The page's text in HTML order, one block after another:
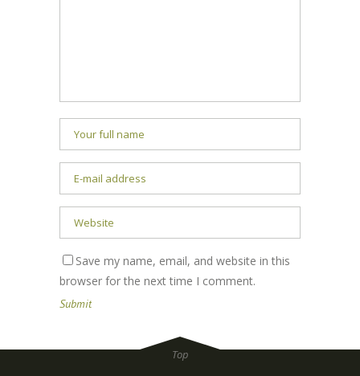
Save my name, email, and website in this
browser for the next time I comment.